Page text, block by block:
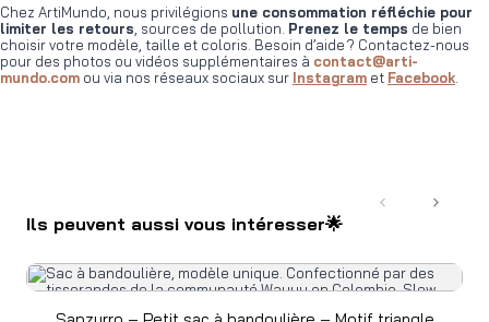
Chez ArtiMundo, nous privilégions une consommation réfléchie pour
limiter les retours, sources de pollution. Prenez le temps de bien
choisir votre modèle, taille et coloris. Besoin d’aide ? Contactez-nous
pour des photos ou vidéos supplémentaires à contact@arti-
mundo.com ou via nos réseaux sociaux sur Instagram et Facebook.
Ils peuvent aussi vous intéresser🌟
PrécédentSuivant